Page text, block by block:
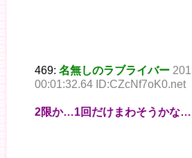
469: 名無しのラブライバー
00:01:32.64 ID:CZcNf7oK0.net
2限か…1回だけまわそうかな…